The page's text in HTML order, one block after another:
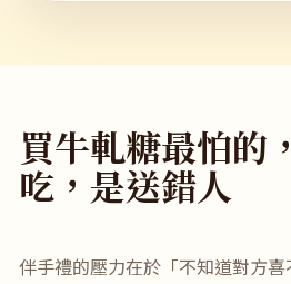
買牛軋糖最怕的
吃，是送錯人
伴手禮的壓力在於「不知道對方